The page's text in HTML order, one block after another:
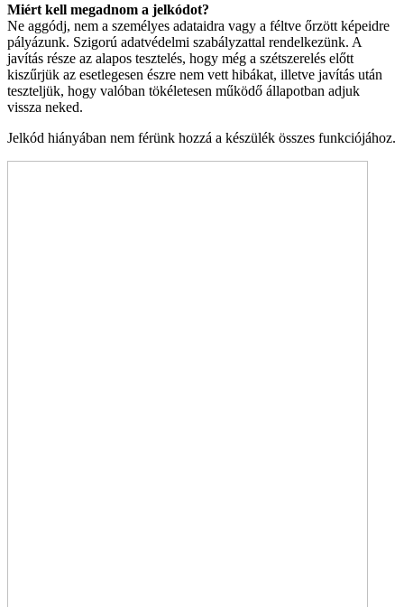
Miért kell megadnom a jelkódot?
Ne aggódj, nem a személyes adataidra vagy a féltve őrzött képeidre
pályázunk. Szigorú adatvédelmi szabályzattal rendelkezünk. A
javítás része az alapos tesztelés, hogy még a szétszerelés előtt
kiszűrjük az esetlegesen észre nem vett hibákat, illetve javítás után
teszteljük, hogy valóban tökéletesen működő állapotban adjuk
vissza neked.
Jelkód hiányában nem férünk hozzá a készülék összes funkciójához.